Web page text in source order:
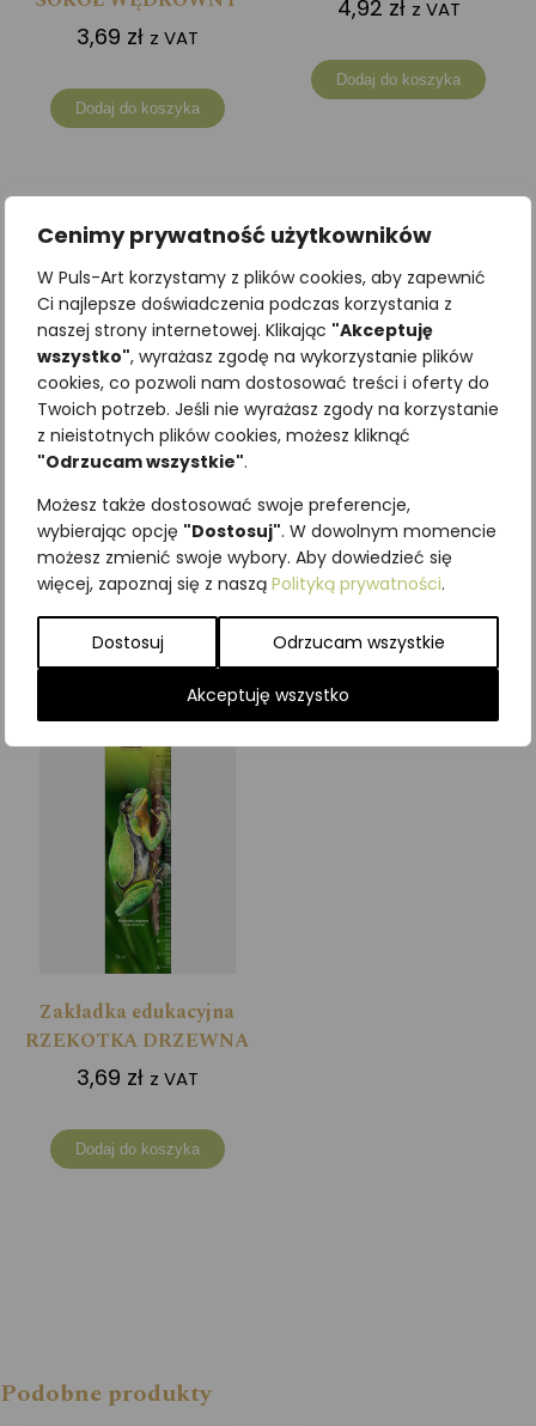
Cenimy prywatność użytkowników
W Puls-Art korzystamy z plików cookies, aby zapewnić
Ci najlepsze doświadczenia podczas korzystania z
naszej strony internetowej. Klikając "Akceptuję
wszystko", wyrażasz zgodę na wykorzystanie plików
cookies, co pozwoli nam dostosować treści i oferty do
Twoich potrzeb. Jeśli nie wyrażasz zgody na korzystanie
z nieistotnych plików cookies, możesz kliknąć
"Odrzucam wszystkie".
Możesz także dostosować swoje preferencje,
wybierając opcję "Dostosuj". W dowolnym momencie
możesz zmienić swoje wybory. Aby dowiedzieć się
więcej, zapoznaj się z naszą Polityką prywatności.
Dostosuj Odrzucam wszystkie
Akceptuję wszystko
3,69 zł z VAT
Dodaj do koszyka
4,92 zł z VAT
Dodaj do koszyka
Zakładka edukacyjna
MNOGOOCZAK IKAR
3,69zł z VAT
Plan lekcji SSAKI
4,92zł z VAT
Dodaj do koszyka
Zakładka edukacyjna
RZEKOTKA DRZEWNA
3,69 zł z VAT
Dodaj do koszyka
Podobne produkty